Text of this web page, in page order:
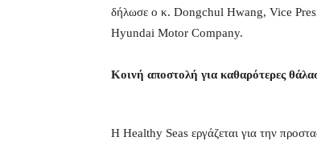
δήλωσε ο κ. Dongchul Hwang, Vice
Hyundai Motor Company.
Κοινή αποστολή για καθαρότερες
Η Healthy Seas εργάζεται για την